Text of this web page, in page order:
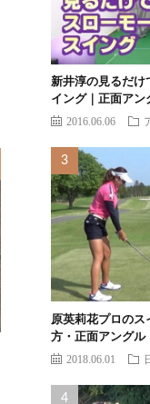
新井淳の見るだけ
イング｜正面アン
2016.06.06
原英莉花プロのス
方・正面アングル
2018.06.01